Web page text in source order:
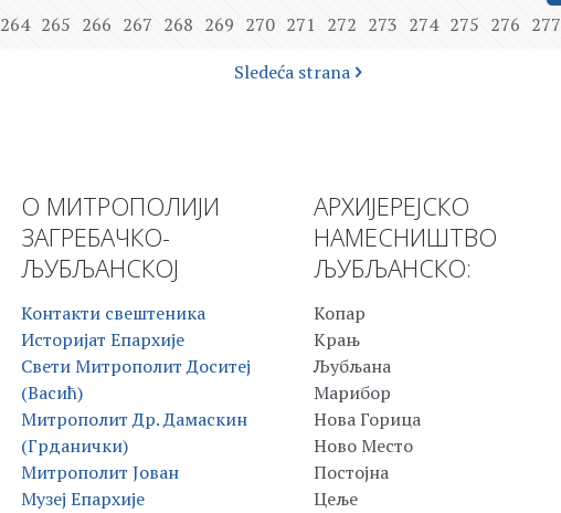
264 265 266 267 268 269 270 271 272 273 274 275 276 277
Sledeća strana
О МИТРОПОЛИЈИ
ЗАГРЕБАЧКО-
ЉУБЉАНСКОЈ
Контакти свештеника
Историјат Епархије
Свети Митрополит Доситеј
(Васић)
Митрополит Др. Дамаскин
(Грданички)
Митрополит Јован
Музеј Епархије
АРХИЈЕРЕЈСКО
НАМЕСНИШТВО
ЉУБЉАНСКО:
Копар
Крањ
Љубљана
Марибор
Нова Горица
Ново Место
Постојна
Цеље